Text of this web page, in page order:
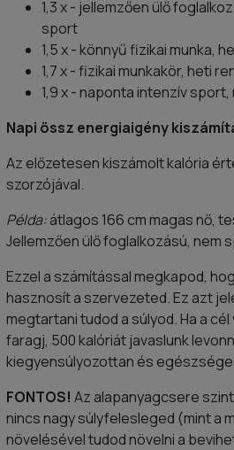
1,3 x - jellemzően ülő
sport
1,5 x - könnyű fizikai munka,
1,7 x - fizikai munkakör, heti
1,9 x - naponta intenzív
Napi össz energiaigény
Az előzetesen kiszámolt kalória
szorzójával.
Példa:átlagos 166 cm magas nő,
Jellemzően ülő foglalkozású, nem
Ezzel a számítással megkapod,
hasznosít a szervezeted. Ez azt
megtartani tudod a súlyod. Ha a
faragj, 500 kalóriát javaslunk
kiegyensúlyozottan és
FONTOS! Az alapanyagcsere
nincs nagy súlyfelesleged (mint a
növelésével tudod növelni a